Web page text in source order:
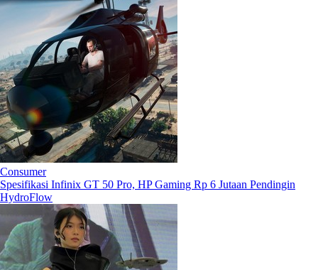
Consumer
Spesifikasi Infinix GT 50 Pro, HP Gaming Rp 6 Jutaan Pendingin
HydroFlow